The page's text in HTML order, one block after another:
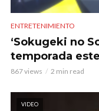
ENTRETENIMIENTO
‘Sokugeki no
temporada
867 views 2 min read
VIDEO